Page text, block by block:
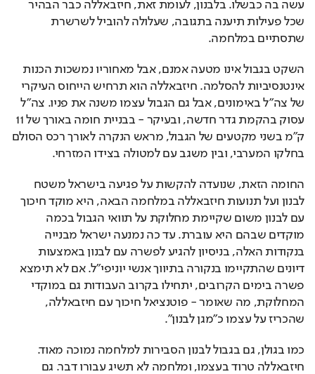
עשה בה כבשלו. בלבנון, לעומת זאת, חיזבאללה כבר הבהיר
שכל פעילות תיענה בתגובה, שעלולה להוביל לשרשרת
שתסתיים במלחמה.
השקט בגבול אינו מטעה אמנם, אבל מאחוריו נמשכות הכנות
אינטנסיביות להסלמה. חיזבאללה הוא תרחיש הייחוס העיקרי
של צה"ל באימונים, אבל גם הגבול עצמו משנה את פניו. צה"ל
ק"מ בשני מקטעים של הגבול, מראש הנקרה לאורך רכס הסולם
בחלקו המערבי, ובין משגב עם למטולה בצידו המזרחי.
החומה הזאת, שנועדה להקשות על פגיעה בישראל משטח
לבנון ועל תנועות חיזבאללה במלחמה הבאה, היא מוקד חיכוך
עם לבנון משום שקיימת מחלוקת על תוואי הגבול בכמה
מוקדים שבהם היא עוברת. עד כה נמנעה ישראל מבנייה
בנקודות האלה, בניסיון להגיע לפשרה עם לבנון באמצעות
דיונים שהתקיימו בנקורה בתיווך אנשי יוניפי"ל. אם לא תימצא
פשרה בימים הקרובים, יתחילו בקרוב העבודות גם במוקדי
המחלוקת, מה שאומר - פוטנציאל חיכוך עם חיזבאללה,
שהכריז על עצמו כ"מגן לבנון".
כמו בגולן, גם בגבול לבנון הסבירות למלחמה נמוכה מאוד.
חיזבאללה טרוד בעצמו, ומלחמה לא תשיג עבורו דבר. גם